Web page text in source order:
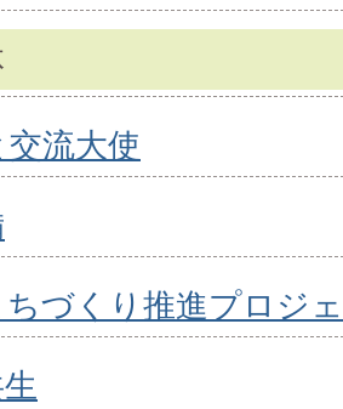
流大使
づくり推進プロジ